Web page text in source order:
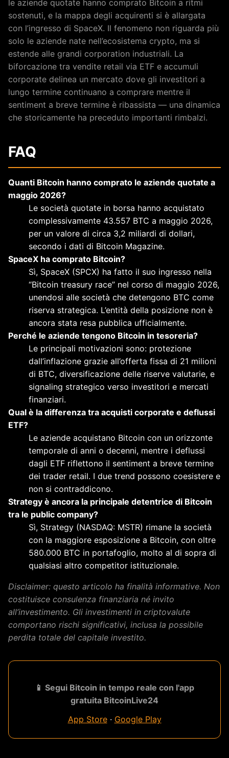
le aziende quotate hanno comprato Bitcoin a ritmi
sostenuti, e la mappa degli acquirenti si è allargata
con l’ingresso di SpaceX. Il fenomeno non riguarda più
solo le aziende nate nell’ecosistema crypto, ma si
estende alle grandi corporation industriali. La
biforcazione tra vendite retail via ETF e accumuli
corporate delinea un mercato dove gli investitori a
lungo termine continuano a comprare mentre il
sentiment a breve termine è ribassista — una dinamica
che storicamente ha preceduto importanti rimbalzi.
FAQ
Quanti Bitcoin hanno comprato le aziende quotate a
maggio 2026?
Le società quotate in borsa hanno acquistato
complessivamente 43.557 BTC a maggio 2026,
per un valore di circa 3,2 miliardi di dollari,
secondo i dati di Bitcoin Magazine.
SpaceX ha comprato Bitcoin?
Sì, SpaceX (SPCX) ha fatto il suo ingresso nella
“Bitcoin treasury race” nel corso di maggio 2026,
unendosi alle società che detengono BTC come
riserva strategica. L’entità della posizione non è
ancora stata resa pubblica ufficialmente.
Perché le aziende tengono Bitcoin in tesoreria?
Le principali motivazioni sono: protezione
dall’inflazione grazie all’offerta fissa di 21 milioni
di BTC, diversificazione delle riserve valutarie, e
signaling strategico verso investitori e mercati
finanziari.
Qual è la differenza tra acquisti corporate e deflussi
ETF?
Le aziende acquistano Bitcoin con un orizzonte
temporale di anni o decenni, mentre i deflussi
dagli ETF riflettono il sentiment a breve termine
dei trader retail. I due trend possono coesistere e
non si contraddicono.
Strategy è ancora la principale detentrice di Bitcoin
tra le public company?
Sì, Strategy (NASDAQ: MSTR) rimane la società
con la maggiore esposizione a Bitcoin, con oltre
580.000 BTC in portafoglio, molto al di sopra di
qualsiasi altro competitor istituzionale.
Disclaimer: questo articolo ha finalità informative. Non
costituisce consulenza finanziaria né invito
all’investimento. Gli investimenti in criptovalute
comportano rischi significativi, inclusa la possibile
perdita totale del capitale investito.
📱 Segui Bitcoin in tempo reale con l'app
gratuita BitcoinLive24
App Store· Google Play